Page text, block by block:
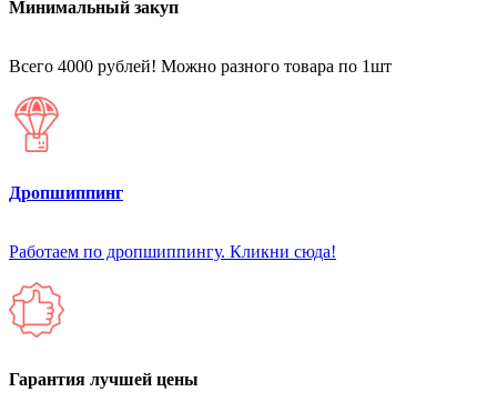
Минимальный закуп
Всего 4000 рублей! Можно разного товара по 1шт
Дропшиппинг
Работаем по дропшиппингу. Кликни сюда!
Гарантия лучшей цены